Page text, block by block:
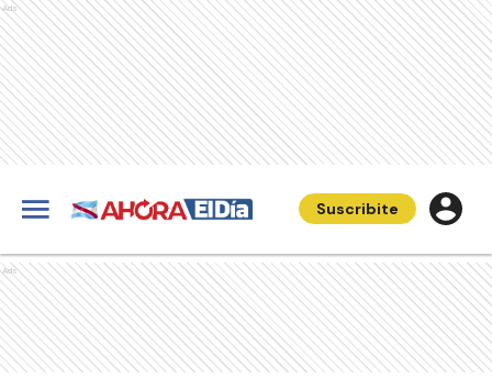
Ads
Suscribite
Ads